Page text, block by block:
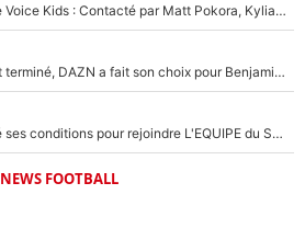
De l'équipe de France à The Voice Kids : Contacté par Matt Pokora, Kylian Mbappé a accepté de jouer un rôle inédit sur TF1 !
La Liga sur beIN Sports c’est terminé, DAZN a fait son choix pour Benjamin Da Silva et Omar Da Fonseca !
Raymond Domenech a posé ses conditions pour rejoindre L'EQUIPE du Soir : Il refuse de faire l'émission avec un autre chroniqueur !
NEWS FOOTBALL